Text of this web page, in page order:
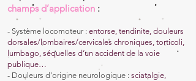
champs d’application :
- Système locomoteur : entorse, tendinite, douleurs
dorsales/lombaires/cervicales chroniques, torticoli,
lumbago, séquelles d’un accident de la voie
publique…
- Douleurs d’origine neurologique : sciatalgie,